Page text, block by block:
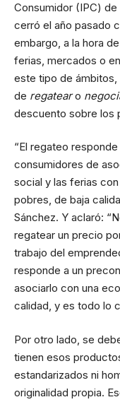
Consumidor (IPC)
cerró el año pasado
embargo, a la hora
ferias, mercados o
este tipo de
de regatearo
descuento sobre los
“El regateo
consumidores de
social y las ferias
pobres, de baja
Sánchez. Y aclaró:
regatear un precio
trabajo del
responde a un
asociarlo con una
calidad, y es todo lo
Por otro lado, se
tienen esos
estandarizados ni
originalidad propia.